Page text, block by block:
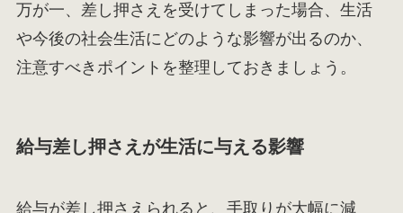
万が一、差し押さえを受けてしまった場合、生活
や今後の社会生活にどのような影響が出るのか、
注意すべきポイントを整理しておきましょう。
給与差し押さえが生活に与える影響
給与が差し押さえられると、手取りが大幅に減